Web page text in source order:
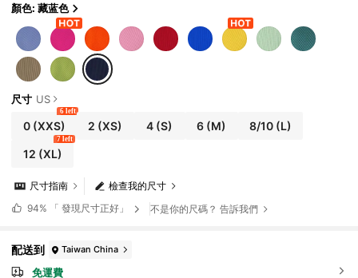
顏色: 藏蓝色
尺寸 US
0(XXS)
6 left
2 (XS) 4 (S) 6 (M) 8/10 (L)
12 (XL)
7 left
檢查我的尺寸
尺寸指南
94% 「 發現尺寸正好」 不是你的尺碼？ 告訴我們
配送到 Taiwan China
免運費